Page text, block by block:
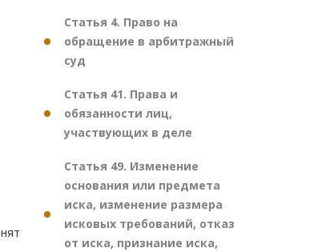
Статья 4. Право на
обращение в арбитражный
суд
Статья 41. Права и
обязанности лиц,
участвующих в деле
Статья 49. Изменение
основания или предмета
иска, изменение размера
исковых требований, отказ
от иска, признание иска,